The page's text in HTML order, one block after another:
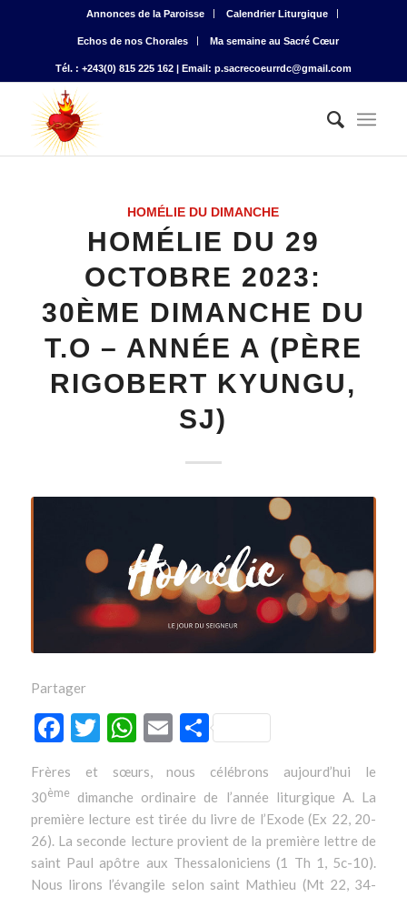
Annonces de la Paroisse Calendrier Liturgique
Echos de nos Chorales Ma semaine au Sacré Cœur
Tél. : +243(0) 815 225 162 | Email: p.sacrecoeurrdc@gmail.com
HOMÉLIE DU DIMANCHE
HOMÉLIE DU 29
OCTOBRE 2023:
30ÈME DIMANCHE DU
T.O – ANNÉE A (PÈRE
RIGOBERT KYUNGU,
SJ)
Partager
Facebook
Twitter
WhatsApp
EmailPartager
Frères et sœurs, nous célébrons aujourd’hui le
30èmedimanche ordinaire de l’année liturgique A. La
première lecture est tirée du livre de l’Exode (Ex 22, 20-
26). La seconde lecture provient de la première lettre de
saint Paul apôtre aux Thessaloniciens (1 Th 1, 5c-10).
Nous lirons l’évangile selon saint Mathieu (Mt 22, 34-